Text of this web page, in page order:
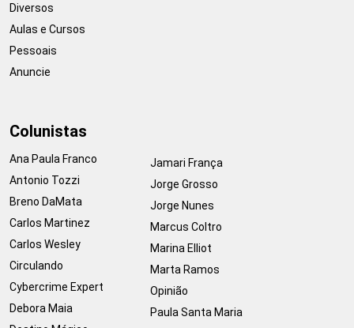
Diversos
Aulas e Cursos
Pessoais
Anuncie
Colunistas
Ana Paula Franco
Antonio Tozzi
Breno DaMata
Carlos Martinez
Carlos Wesley
Circulando
Cybercrime Expert
Debora Maia
Jamari França
Jorge Grosso
Jorge Nunes
Marcus Coltro
Marina Elliot
Marta Ramos
Opinião
Paula Santa Maria